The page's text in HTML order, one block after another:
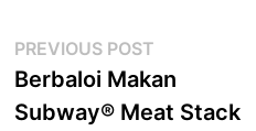
Post
navigation
PREVIOUS POST
post:
Berbaloi Makan
Subway® Meat Stack